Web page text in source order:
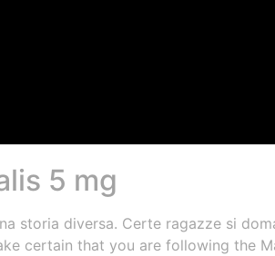
5 mg
storia diversa. Certe ragazze si
certain that you are following the